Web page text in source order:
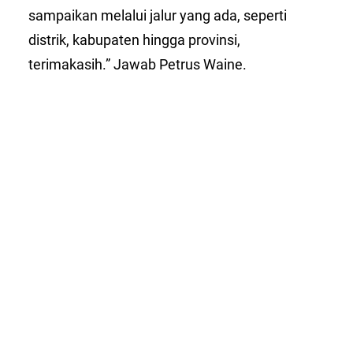
sampaikan melalui jalur yang ada, seperti
distrik, kabupaten hingga provinsi,
terimakasih.” Jawab Petrus Waine.